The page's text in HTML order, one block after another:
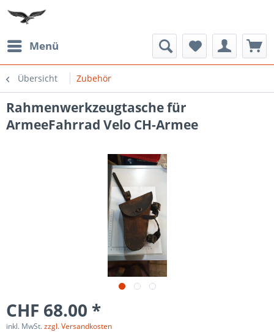
Menü
Übersicht Zubehör
Rahmenwerkzeugtasche für
ArmeeFahrrad Velo CH-Armee
CHF 68.00 *
inkl. MwSt.zzgl. Versandkosten